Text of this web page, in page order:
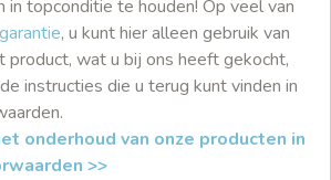
topconditie te houden! Op veel van
garantie, u kunt hier alleen gebruik van
product, wat u bij ons heeft gekocht,
instructies die u terug kunt vinden in
onderhoud van onze producten in
>>